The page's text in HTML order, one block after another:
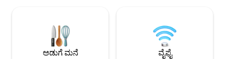
ಅಡುಗೆ ಮನೆ ವೈಫೈ